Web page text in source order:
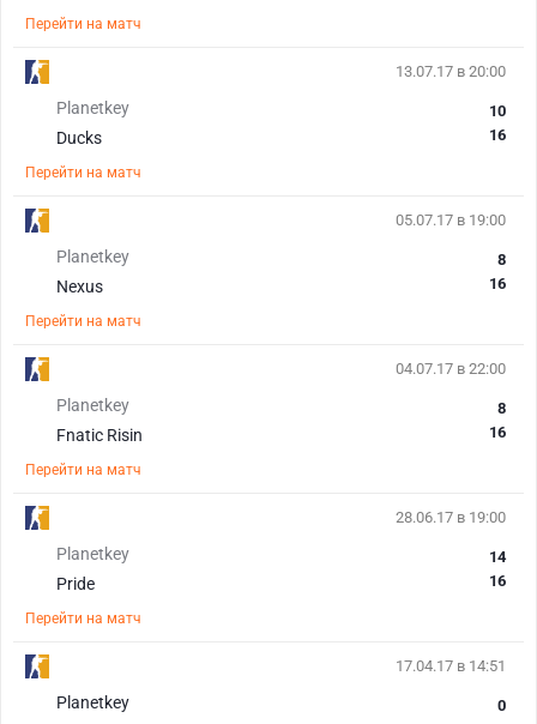
Перейти на матч
13.07.17 в 20:00
Planetkey
Ducks
10
16
Перейти на матч
05.07.17 в 19:00
Planetkey
Nexus
8
16
Перейти на матч
04.07.17 в 22:00
Planetkey
Fnatic Risin
8
16
Перейти на матч
28.06.17 в 19:00
Planetkey
Pride
14
16
Перейти на матч
17.04.17 в 14:51
Planetkey
0